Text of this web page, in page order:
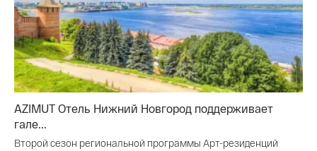
AZIMUT Отель Нижний Новгород поддерживает
гале...
Второй сезон региональной программы Арт-резиденций